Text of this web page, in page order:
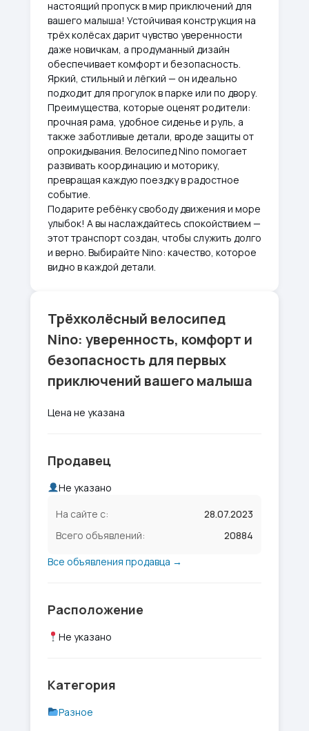
настоящий пропуск в мир приключений для
вашего малыша! Устойчивая конструкция на
трёх колёсах дарит чувство уверенности
даже новичкам, а продуманный дизайн
обеспечивает комфорт и безопасность.
Яркий, стильный и лёгкий — он идеально
подходит для прогулок в парке или по двору.
Преимущества, которые оценят родители:
прочная рама, удобное сиденье и руль, а
также заботливые детали, вроде защиты от
опрокидывания. Велосипед Nino помогает
развивать координацию и моторику,
превращая каждую поездку в радостное
событие.
Подарите ребёнку свободу движения и море
улыбок! А вы наслаждайтесь спокойствием —
этот транспорт создан, чтобы служить долго
и верно. Выбирайте Nino: качество, которое
видно в каждой детали.
Трёхколёсный велосипед
Nino: уверенность, комфорт и
безопасность для первых
приключений вашего малыша
Цена не указана
Продавец
Не указано
На сайте с:
28.07.2023
Всего объявлений:
20884
Все объявления продавца →
Расположение
Не указано
Категория
Разное